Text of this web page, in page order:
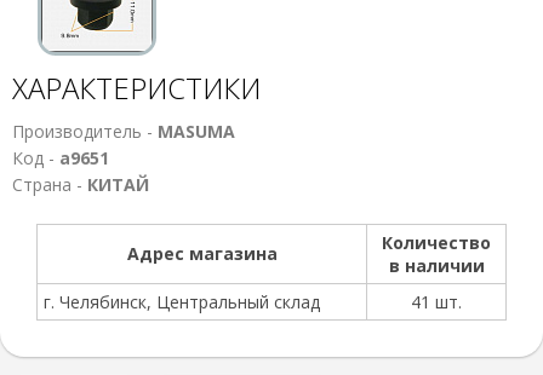
ХАРАКТЕРИСТИКИ
Производитель - MASUMA
Код - а9651
Страна - КИТАЙ
Адрес магазина
Количество
в наличии
г. Челябинск, Центральный склад
41 шт.